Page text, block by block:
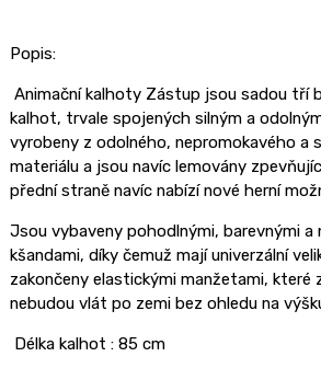
Popis:
Animační kalhoty Zástup jsou sadou tří
kalhot, trvale spojených silným a
vyrobeny z odolného, ​​nepromokavého a
materiálu a jsou navíc lemovány
přední straně navíc nabízí nové herní
Jsou vybaveny pohodlnými, barevnými a
kšandami, díky čemuž mají univerzální
zakončeny elastickými manžetami, které
nebudou vlát po zemi bez ohledu na
Délka kalhot : 85 cm